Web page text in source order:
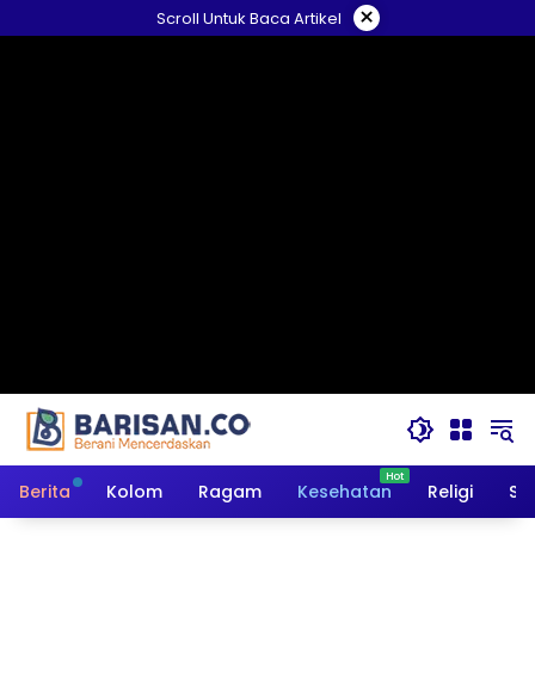
ke
Scroll Untuk Baca Artikel ×
Berita Kolom Ragam Kesehatan Religi